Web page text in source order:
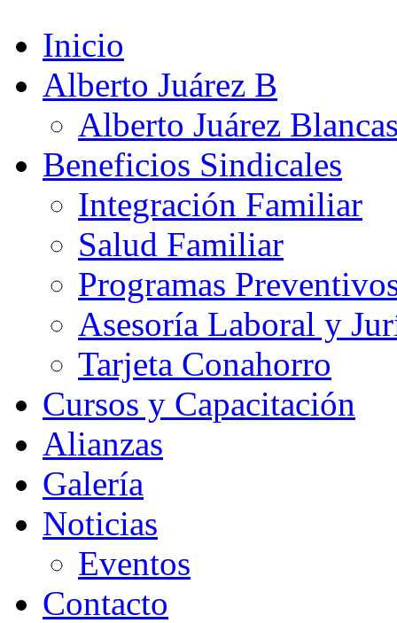
Inicio
Alberto Juárez B
Alberto Juárez
Beneficios Sindicales
Integración Familiar
Salud Familiar
Programas
Asesoría Laboral y
Tarjeta Conahorro
Cursos y Capacitación
Alianzas
Galería
Noticias
Eventos
Contacto